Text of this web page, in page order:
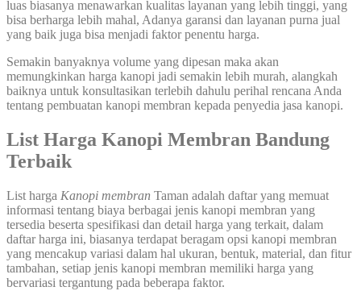
luas biasanya menawarkan kualitas layanan yang lebih tinggi, yang
bisa berharga lebih mahal, Adanya garansi dan layanan purna jual
yang baik juga bisa menjadi faktor penentu harga.
Semakin banyaknya volume yang dipesan maka akan
memungkinkan harga kanopi jadi semakin lebih murah, alangkah
baiknya untuk konsultasikan terlebih dahulu perihal rencana Anda
tentang pembuatan kanopi membran kepada penyedia jasa kanopi.
List Harga Kanopi Membran Bandung
Terbaik
List harga Kanopi membran Taman adalah daftar yang memuat
informasi tentang biaya berbagai jenis kanopi membran yang
tersedia beserta spesifikasi dan detail harga yang terkait, dalam
daftar harga ini, biasanya terdapat beragam opsi kanopi membran
yang mencakup variasi dalam hal ukuran, bentuk, material, dan fitur
tambahan, setiap jenis kanopi membran memiliki harga yang
bervariasi tergantung pada beberapa faktor.